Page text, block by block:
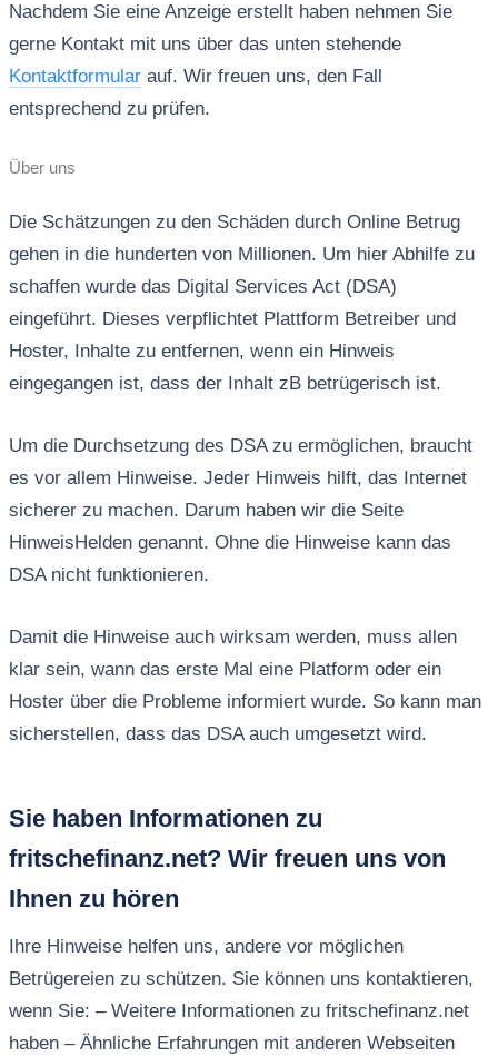
Nachdem Sie eine Anzeige erstellt haben nehmen Sie
gerne Kontakt mit uns über das unten stehende
Kontaktformularauf. Wir freuen uns, den Fall
entsprechend zu prüfen.
Über uns
Die Schätzungen zu den Schäden durch Online Betrug
gehen in die hunderten von Millionen. Um hier Abhilfe zu
schaffen wurde das Digital Services Act (DSA)
eingeführt. Dieses verpflichtet Plattform Betreiber und
Hoster, Inhalte zu entfernen, wenn ein Hinweis
eingegangen ist, dass der Inhalt zB betrügerisch ist.
Um die Durchsetzung des DSA zu ermöglichen, braucht
es vor allem Hinweise. Jeder Hinweis hilft, das Internet
sicherer zu machen. Darum haben wir die Seite
HinweisHelden genannt. Ohne die Hinweise kann das
DSA nicht funktionieren.
Damit die Hinweise auch wirksam werden, muss allen
klar sein, wann das erste Mal eine Platform oder ein
Hoster über die Probleme informiert wurde. So kann man
sicherstellen, dass das DSA auch umgesetzt wird.
Sie haben Informationen zu
fritschefinanz.net? Wir freuen uns von
Ihnen zu hören
Ihre Hinweise helfen uns, andere vor möglichen
Betrügereien zu schützen. Sie können uns kontaktieren,
wenn Sie: – Weitere Informationen zu fritschefinanz.net
haben – Ähnliche Erfahrungen mit anderen Webseiten